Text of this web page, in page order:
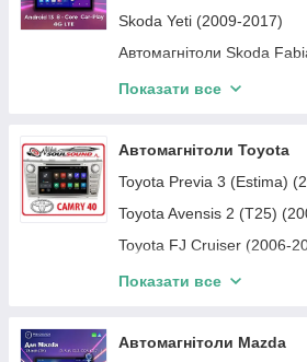
Skoda Yeti (2009-2017)
Автомагнітоли Skoda
Skoda Karoq (2018-2026)
Автомагнітоли Skoda
Автомагнітоли Skoda
Автомагнітоли Skoda
Показати все
Автомагнітоли Toyota
Toyota Previa 3 (Estima)
Toyota Avensis 2 (T25)
Toyota FJ Cruiser (2006-
Toyota Fortuner 2 (2015-
Toyota Hilux 8 (2015-2025)
Показати все
Автомагнітоли Mazda